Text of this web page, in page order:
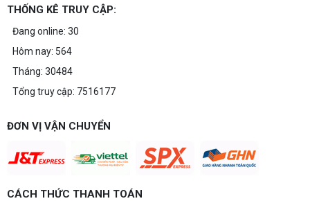
THỐNG KÊ TRUY CẬP:
Đang online: 30
Hôm nay: 564
Tháng: 30484
Tổng truy cập: 7516177
ĐƠN VỊ VẬN CHUYỂN
CÁCH THỨC THANH TOÁN